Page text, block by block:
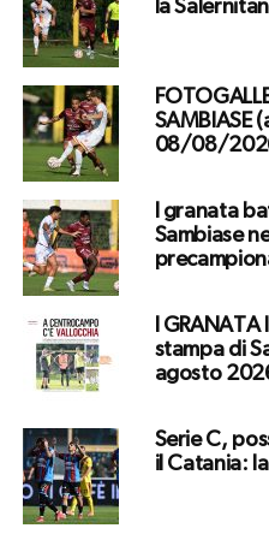
la
SAMBIASE
08/08/
I granata
Sambiase
I
stampa di
agosto
Serie C,
il Catania: